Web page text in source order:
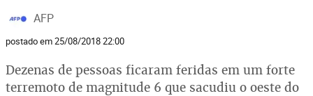
AFP
postado em 25/08/2018 22:00
Dezenas de pessoas ficaram feridas em um forte
terremoto de magnitude 6 que sacudiu o oeste do